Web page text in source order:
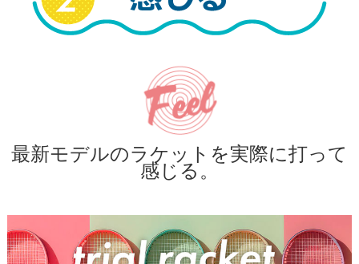
最新モデルのラケットを実際に打って
感じる。